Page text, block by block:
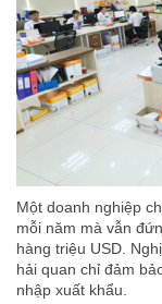
Một doanh nghiệp
mỗi năm mà vẫn
hàng triệu USD.
hải quan chỉ đảm
nhập xuất khẩu.